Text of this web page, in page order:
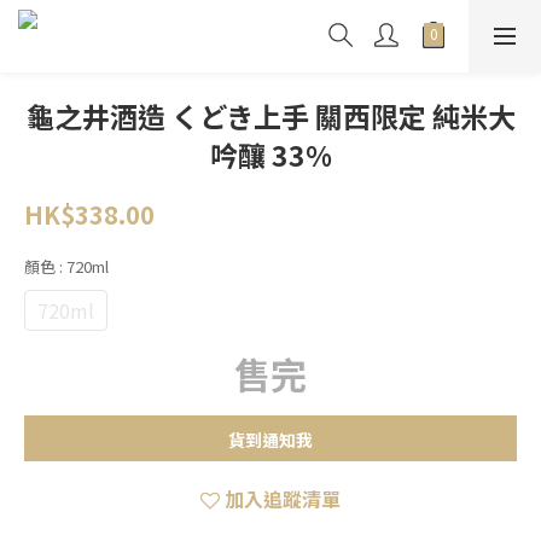
龜之井酒造 くどき上手 關西限定 純米大
吟釀 33%
HK$338.00
顏色 : 720ml
720ml
售完
貨到通知我
加入追蹤清單